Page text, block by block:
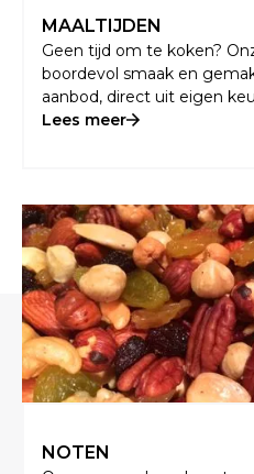
MAALTIJDEN
Geen tijd om te koken?
boordevol smaak en
aanbod, direct uit eigen
Lees meer
NOTEN